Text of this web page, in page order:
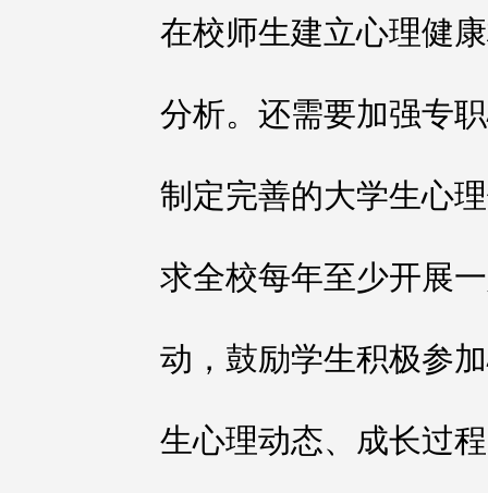
在校师生建立心理健
分析。还需要加强专
制定完善的大学生心
求全校每年至少开展
动，鼓励学生积极参
生心理动态、成长过